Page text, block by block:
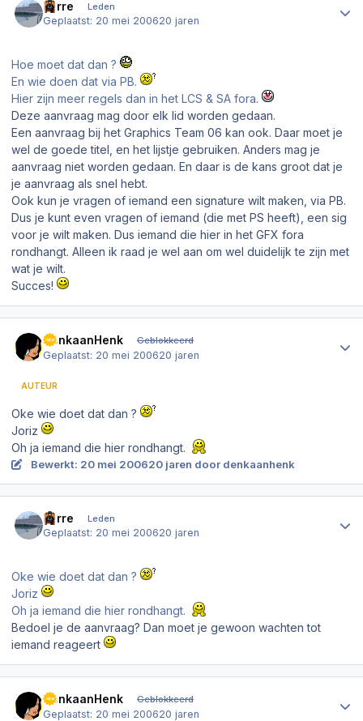
Ferre Leden
Geplaatst: 20 mei 200620 jaren
Hoe moet dat dan ?
En wie doen dat via PB.
Hier zijn meer regels dan in het LCS & SA fora.
Deze aanvraag mag door elk lid worden gedaan.
Een aanvraag bij het Graphics Team 06 kan ook. Daar moet je
wel de goede titel, en het lijstje gebruiken. Anders mag je
aanvraag niet worden gedaan. En daar is de kans groot dat je
je aanvraag als snel hebt.
Ook kun je vragen of iemand een signature wilt maken, via PB.
Dus je kunt even vragen of iemand (die met PS heeft), een sig
voor je wilt maken. Dus iemand die hier in het GFX fora
rondhangt. Alleen ik raad je wel aan om wel duidelijk te zijn met
wat je wilt.
Succes!
DenkaanHenk Geblokkeerd
Geplaatst: 20 mei 200620 jaren
AUTEUR
Oke wie doet dat dan ?
Joriz
Oh ja iemand die hier rondhangt.
Bewerkt: 20 mei 200620 jaren door denkaanhenk
Ferre Leden
Geplaatst: 20 mei 200620 jaren
Oke wie doet dat dan ?
Joriz
Oh ja iemand die hier rondhangt.
Bedoel je de aanvraag? Dan moet je gewoon wachten tot
iemand reageert
DenkaanHenk Geblokkeerd
Geplaatst: 20 mei 200620 jaren